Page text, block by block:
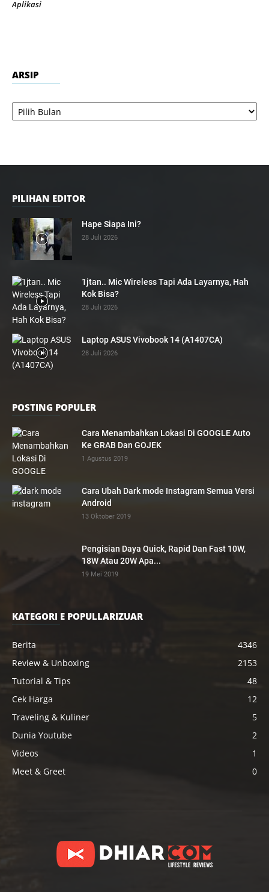
Aplikasi
ARSIP
Arsip
PILIHAN EDITOR
Hape Siapa Ini?
28 Juli 2026
1jtan.. Mic Wireless Tapi Ada Layarnya, Hah
Kok Bisa?
28 Juli 2026
Laptop ASUS Vivobook 14 (A1407CA)
28 Juli 2026
POSTING POPULER
Cara Menambahkan Lokasi Di GOOGLE Auto
Ke GRAB Dan GOJEK
1 Agustus 2019
Cara Ubah Dark mode Instagram Semua Versi
Android
13 Oktober 2019
Pengisian Daya Quick, Rapid Dan Fast 10W,
18W Atau 20W Apa...
19 Mei 2019
KATEGORI E POPULLARIZUAR
Berita
4346
Review & Unboxing
2153
Tutorial & Tips
48
Cek Harga
12
Traveling & Kuliner
5
Dunia Youtube
2
Videos
1
Meet & Greet
0